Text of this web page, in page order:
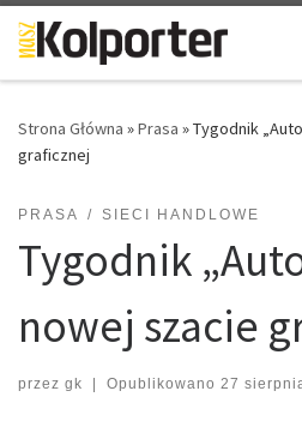
Skip to content
Strona Główna »Prasa »Tygodnik
graficznej
PRASA SIECI HANDLOWE
Tygodnik
nowej szacie
przez gk | Opublikowano 27